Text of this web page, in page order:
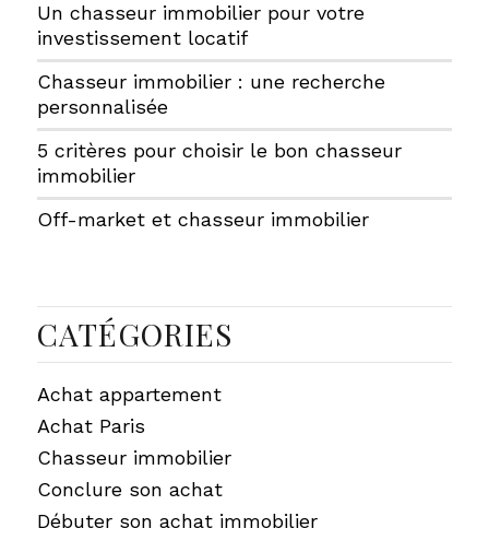
Un chasseur immobilier pour votre
investissement locatif
Chasseur immobilier : une recherche
personnalisée
5 critères pour choisir le bon chasseur
immobilier
Off-market et chasseur immobilier
CATÉGORIES
Achat appartement
Achat Paris
Chasseur immobilier
Conclure son achat
Débuter son achat immobilier